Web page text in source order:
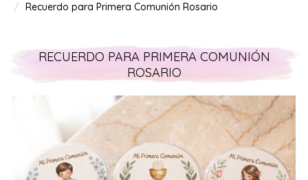
Recuerdo para Primera Comunión Rosario
RECUERDO PARA PRIMERA COMUNIÓN
ROSARIO